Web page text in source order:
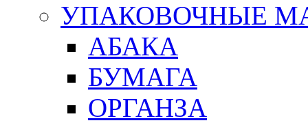
УПАКОВОЧНЫЕ
АБАКА
БУМАГА
ОРГАНЗА